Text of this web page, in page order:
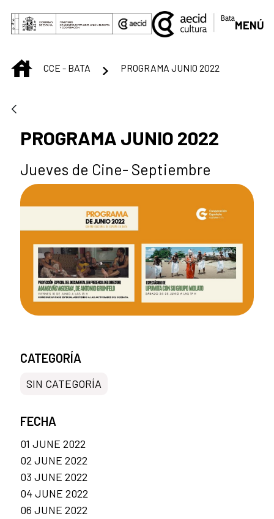
Skip to Main Content
MENÚ
INICIOCCE - BATA PROGRAMA JUNIO 2022
PROGRAMA JUNIO 2022
Jueves de Cine- Septiembre
CATEGORÍA
SIN CATEGORÍA
FECHA
01 JUNE 2022
02 JUNE 2022
03 JUNE 2022
04 JUNE 2022
06 JUNE 2022